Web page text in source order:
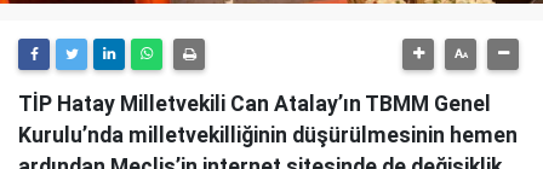
TİP Hatay Milletvekili Can Atalay’ın TBMM Genel
Kurulu’nda milletvekilliğinin düşürülmesinin hemen